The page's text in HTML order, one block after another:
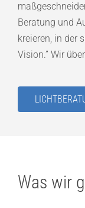
Beratung und
kreieren, in der
Vision.” Wir
Was wir